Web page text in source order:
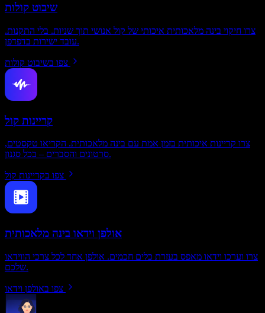
שיבוט קולות
צרו חיקוי בינה מלאכותית איכותי של קול אנושי תוך שניות. בלי התקנות.
עובד ישירות בדפדפן.
צפו בשיבוט קולות
קריינות קול
צרו קריינות איכותית בזמן אמת עם בינה מלאכותית. הקריאו טקסטים,
סרטונים והסברים – בכל סגנון.
צפו בקריינות קול
אולפן וידאו בינה מלאכותית
צרו וערכו וידאו מאפס בעזרת כלים חכמים. אולפן אחד לכל צרכי הווידאו
שלכם.
צפו באולפן וידאו